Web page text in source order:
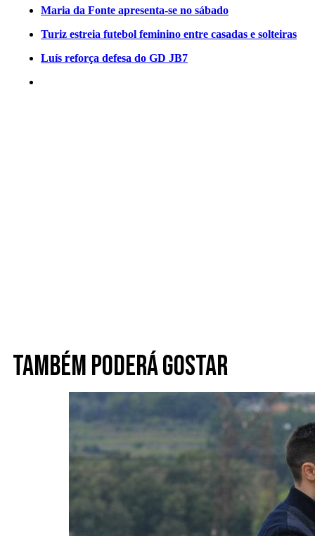
Maria da Fonte apresenta-se no sábado
Turiz estreia futebol feminino entre casadas e solteiras
Luís reforça defesa do GD JB7
Também poderá gostar